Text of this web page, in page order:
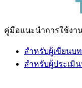
คู่มือแนะนำการใช้งา
สำหรับผู้เขียนบ
สำหรับผู้ประเมิ